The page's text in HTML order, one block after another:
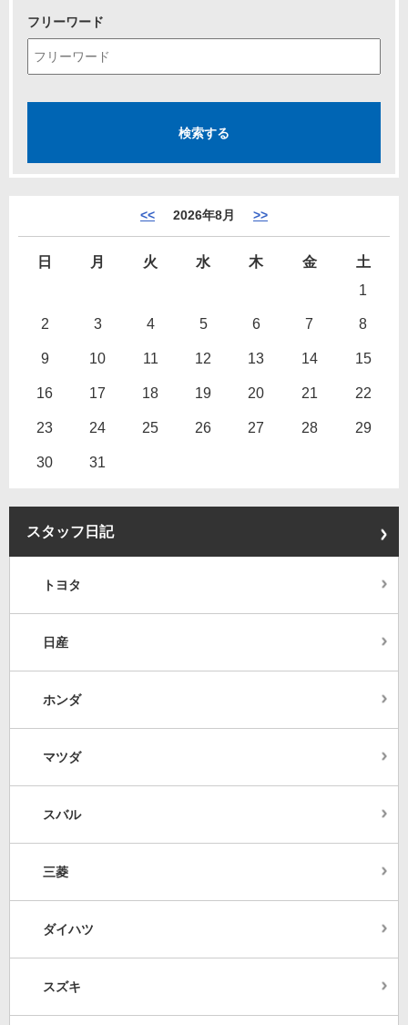
フリーワード
<< 2026年8月 >>
日 月 火 水 木 金
土
1
2 3 4 5 6 7 8
9 10 11 12 13 14 15
16 17 18 19 20 21 22
23 24 25 26 27 28 29
30 31
スタッフ日記
トヨタ
日産
ホンダ
マツダ
スバル
三菱
ダイハツ
スズキ